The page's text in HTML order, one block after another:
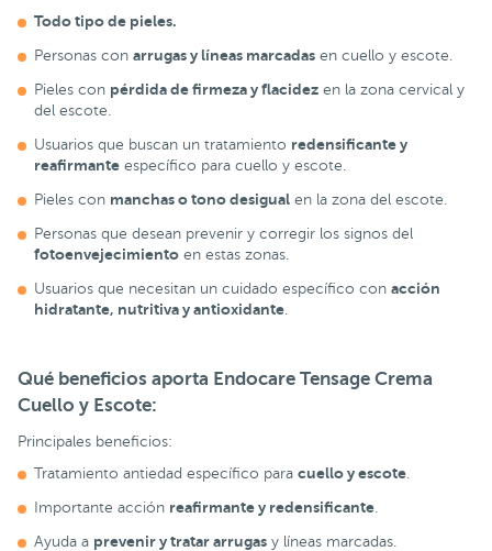
Todo tipo de pieles.
Personas con arrugas y líneas marcadas en cuello y escote.
Pieles con pérdida de firmeza y flacidez en la zona cervical y
del escote.
Usuarios que buscan un tratamiento redensificante y
reafirmante específico para cuello y escote.
Pieles con manchas o tono desigual en la zona del escote.
Personas que desean prevenir y corregir los signos del
fotoenvejecimiento en estas zonas.
Usuarios que necesitan un cuidado específico con acción
hidratante, nutritiva y antioxidante
Qué beneficios aporta Endocare Tensage Crema
Cuello y Escote:
Principales beneficios:
Tratamiento antiedad específico para cuello y escote
Importante acción reafirmante y redensificante
Ayuda a prevenir y tratar arrugas y líneas marcadas.